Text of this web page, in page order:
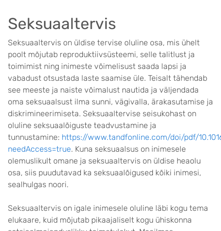
Seksuaaltervis
Seksuaaltervis on üldise tervise oluline osa, mis ühelt
poolt mõjutab reproduktiivsüsteemi, selle talit­lust ja
toimimist ning inimeste võimelisust saada lapsi ja
vabadust otsustada laste saamise üle. Teisalt tähendab
see meeste ja naiste võimalust nautida ja väljendada
oma seksuaalsust ilma sunni, vägivalla, ärakasutamise ja
diskrimineerimiseta. Seksuaaltervise seisukohast on
oluline seksuaalõiguste teadvustamine ja
tunnustamine: https://www.tandfonline.com/doi/pdf/
needAccess=true. Kuna seksuaalsus on inimesele
olemuslikult omane ja seksuaaltervis on üldise heaolu
osa, siis puudutavad ka seksuaalõigused kõiki inimesi,
sealhulgas noori.
Seksuaaltervis on igale inimesele oluline läbi kogu tema
elukaare, kuid mõjutab pikaajaliselt kogu ühiskonna